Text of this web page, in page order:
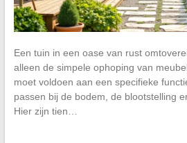
Een tuin in een oase van rust
alleen de simpele ophoping van
moet voldoen aan een specifieke
passen bij de bodem, de blootstelling
Hier zijn tien…